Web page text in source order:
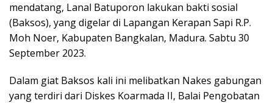
mendatang, Lanal Batuporon lakukan bakti sosial
(Baksos), yang digelar di Lapangan Kerapan Sapi R.P.
Moh Noer, Kabupaten Bangkalan, Madura. Sabtu 30
September 2023.
Dalam giat Baksos kali ini melibatkan Nakes gabungan
yang terdiri dari Diskes Koarmada II, Balai Pengobatan